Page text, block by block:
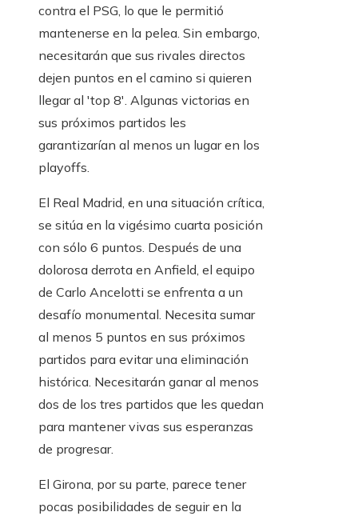
contra el PSG, lo que le permitió
mantenerse en la pelea. Sin embargo,
necesitarán que sus rivales directos
dejen puntos en el camino si quieren
llegar al 'top 8'. Algunas victorias en
sus próximos partidos les
garantizarían al menos un lugar en los
playoffs.
El Real Madrid, en una situación crítica,
se sitúa en la vigésimo cuarta posición
con sólo 6 puntos. Después de una
dolorosa derrota en Anfield, el equipo
de Carlo Ancelotti se enfrenta a un
desafío monumental. Necesita sumar
al menos 5 puntos en sus próximos
partidos para evitar una eliminación
histórica. Necesitarán ganar al menos
dos de los tres partidos que les quedan
para mantener vivas sus esperanzas
de progresar.
El Girona, por su parte, parece tener
pocas posibilidades de seguir en la